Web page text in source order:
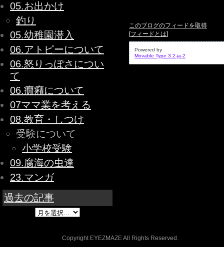
05.お出かけ
釣り
05.幼稚園潜入
06.アトピーについて
06.怒りっぽさについ
て
06.癇癪について
07ママ業を考える
08.教育・しつけ
受験について
小学校受験
09.腐海の虫達
23.マンガ
過去の記事
このブログのフィードを取得
[フィードとは]
Powered by
Movable Type 3.2-ja-2
Copyright EYEZMAZE All Rights Reserved.